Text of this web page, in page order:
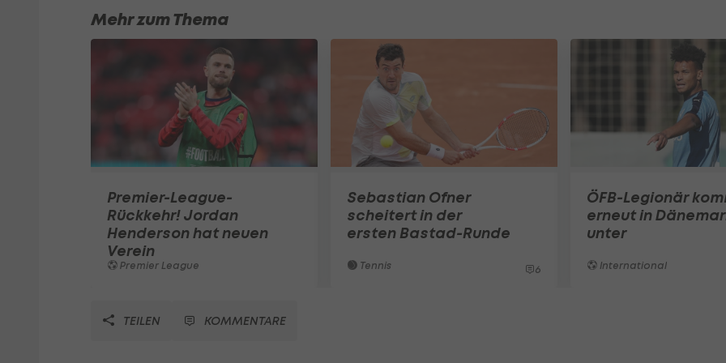
Mehr zum Thema
Premier-League-
Rückkehr! Jordan
Henderson hat neuen
Verein
Premier League
Sebastian Ofner
scheitert in der
ersten Bastad-Runde
Tennis 6
ÖFB-Legionär
erneut in
unter
International
TEILEN KOMMENTARE